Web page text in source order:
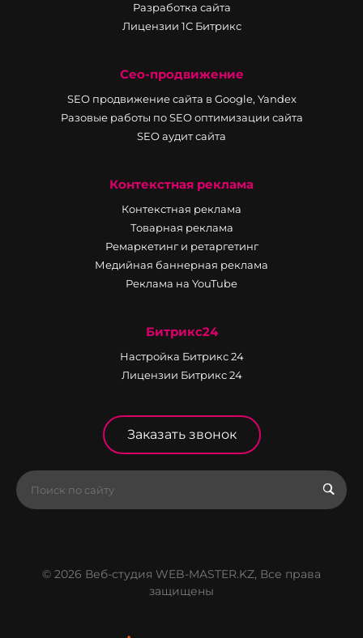
Разработка сайта
Лицензии 1С Битрикс
Сео-продвижение
SEO продвижение сайта в Google, Yandex
Разовые работы по SEO оптимизации сайта
SEO аудит сайта
Контекстная реклама
Контекстная реклама
Товарная реклама
Ремаркетинг и ретаргетинг
Медийная баннерная реклама
Реклама на YouTube
Битрикс24
Настройка Битрикс 24
Лицензии Битрикс 24
Заказать звонок
© 2026 Веб-студия WEB-MASTER.KZ, Все права
защищены